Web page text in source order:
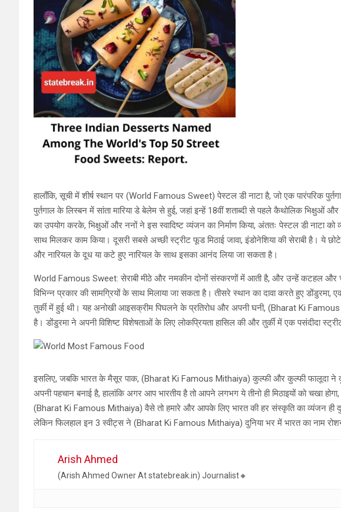
हालाँकि, सूची में शीर्ष स्थान पर (World Famous Sweet) पेस्टल डी नाटा है, जो एक पारंपरिक
पुर्तगाल के लिस्बन में सांता मारिया डे बेलेम से हुई, जहां इन्हें 18वीं शताब्दी से पहले कैथोलिक भिक्षुओं और
का उपयोग करके, भिक्षुओं और ननों ने इस स्वादिष्ट व्यंजन का निर्माण किया, अंततः पेस्टल डी नाटा
साथ मिलकर काम किया। दूसरी सबसे अच्छी स्ट्रीट फूड मिठाई जावा, इंडोनेशिया की सेराबी है। ये
और नारियल के दूध या कटे हुए नारियल के साथ इसका आनंद लिया जा सकता है।
World Famous Sweet: सेराबी मीठे और नमकीन दोनों संस्करणों में आती है, और उन्हें कटहल
विभिन्न प्रकार की सामग्रियों के साथ मिलाया जा सकता है। तीसरे स्थान का दावा करते हुए डोंडुरमा,
तुर्की में हुई थी। यह अनोखी आइसक्रीम पिघलने के प्रतिरोध और अपनी घनी, (Bharat Ki Famous
है। डोंडुरमा ने अपनी विशिष्ट विशेषताओं के लिए लोकप्रियता हासिल की और तुर्की में एक पसंदीदा
इसलिए, जबकि भारत के मैसूर पाक, (Bharat Ki Famous Mithaiya) कुल्फी और कुल्फी फालूदा ने
अपनी पहचान बनाई है, हालांकि अगर आप भारतीय है तो आपने लगभग ये तीनो ही मिठाइयों को चखा
(Bharat Ki Famous Mithaiya) वैसे तो हमारे और आपके लिए भारत की हर संस्कृति का व्यंजन ही
लेकिन फिलहाल इन 3 स्वीट्स ने (Bharat Ki Famous Mithaiya) दुनिया भर में भारत का नाम
Arish Ahmed
(Arish Ahmed Owner At statebreak.in) Journalist🔸